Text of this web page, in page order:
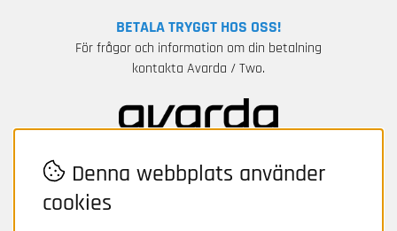
BETALA TRYGGT HOS OSS!
För frågor och information om din betalning
kontakta Avarda / Two.
Denna webbplats använder
cookies